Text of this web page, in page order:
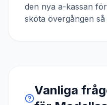
den nya a-kassan
sköta övergången
Vanliga